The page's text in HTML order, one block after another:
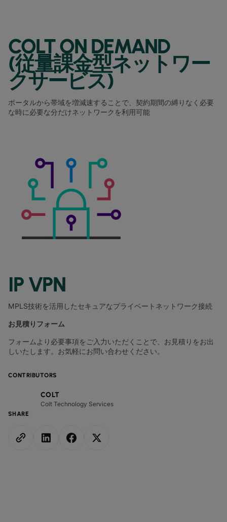
CONTRIBUTORS
COLT
Colt Technology Services
SHARE
COLT ON DEMAND
(従量課金型ネットワー
クサービス)
ポータルから帯域を増減速することで、契約期間の縛りなく必要
な時に必要な分だけネットワークを利用可能
IP VPN
MPLS技術を活用したセキュアなプライベートネットワーク接続
お見積りフォーム
フォームより必要事項をご入力いただくことで、お見積りをお出
しいたします。お気軽にお問い合わせください。